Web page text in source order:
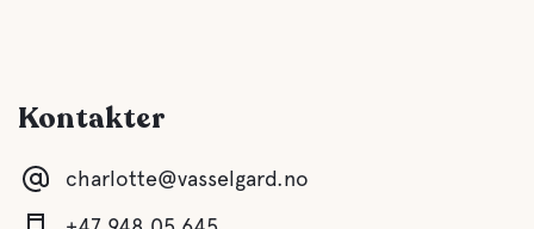
Kontakter
charlotte@vasselgard.no